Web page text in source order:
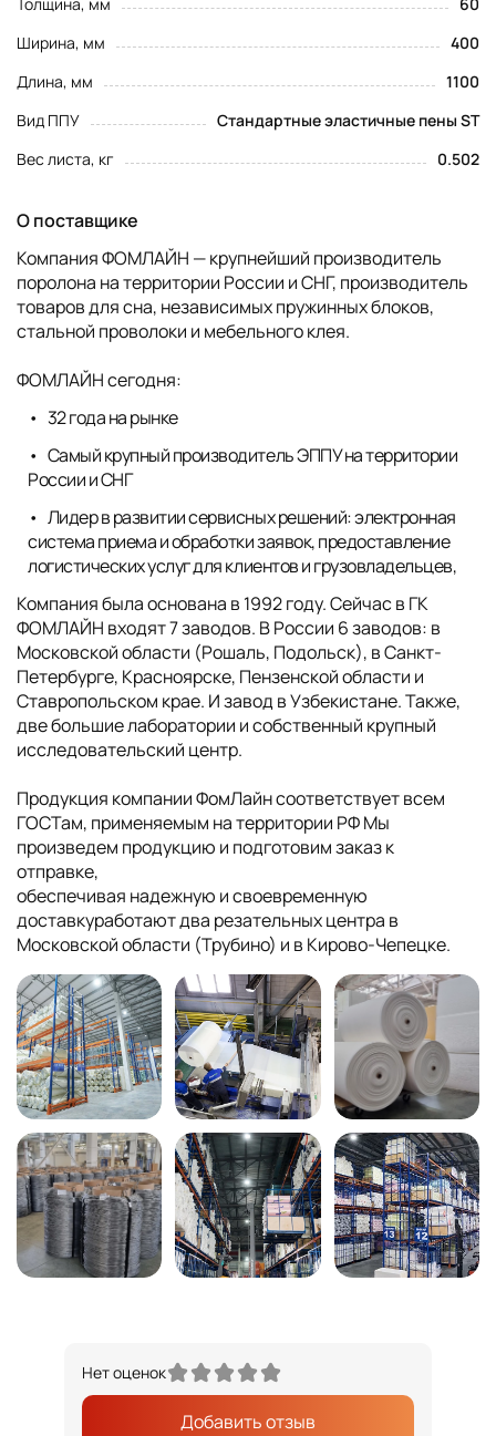
Ширина, мм
400
Длина, мм
1100
Вид ППУ
Стандартные эластичные пены ST
Вес листа, кг
0.502
О поставщике
Компания ФОМЛАЙН — крупнейший производитель
поролона на территории России и СНГ, производитель
товаров для сна, независимых пружинных блоков,
стальной проволоки и мебельного клея.
ФОМЛАЙН сегодня:
32 года на рынке
Самый крупный производитель ЭППУ на территории
России и СНГ
Лидер в развитии сервисных решений: электронная
система приема и обработки заявок, предоставление
логистических услуг для клиентов и грузовладельцев,
Компания была основана в 1992 году. Сейчас в ГК
ФОМЛАЙН входят 7 заводов. В России 6 заводов: в
Московской области (Рошаль, Подольск), в Санкт-
Петербурге, Красноярске, Пензенской области и
Ставропольском крае. И завод в Узбекистане. Также,
две большие лаборатории и собственный крупный
исследовательский центр.
Продукция компании ФомЛайн соответствует всем
ГОСТам, применяемым на территории РФ Мы
произведем продукцию и подготовим заказ к
отправке,
обеспечивая надежную и своевременную
доставкуработают два резательных центра в
Московской области (Трубино) и в Кирово-Чепецке.
Нет оценок
Добавить отзыв